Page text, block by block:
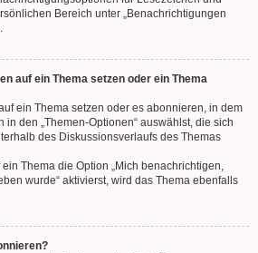
Bereich unter „Benachrichtigungen
auf ein Thema setzen oder ein Thema
ein Thema setzen oder es abonnieren, in dem
den „Themen-Optionen“ auswählst, die sich
des Diskussionsverlaufs des Themas
Thema die Option „Mich benachrichtigen,
wurde“ aktivierst, wird das Thema ebenfalls